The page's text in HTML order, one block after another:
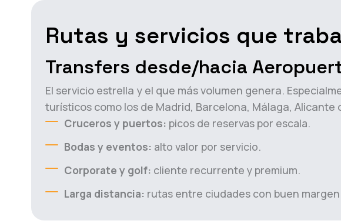
Rutas y servicios que
Transfers desde/hacia
El servicio estrella y el que más volumen genera.
turísticos como los de Madrid, Barcelona, Málaga, Alicante
Cruceros y puertos: picos de reservas por escala.
Bodas y eventos: alto valor por servicio.
Corporate y golf: cliente recurrente y premium.
Larga distancia: rutas entre ciudades con buen